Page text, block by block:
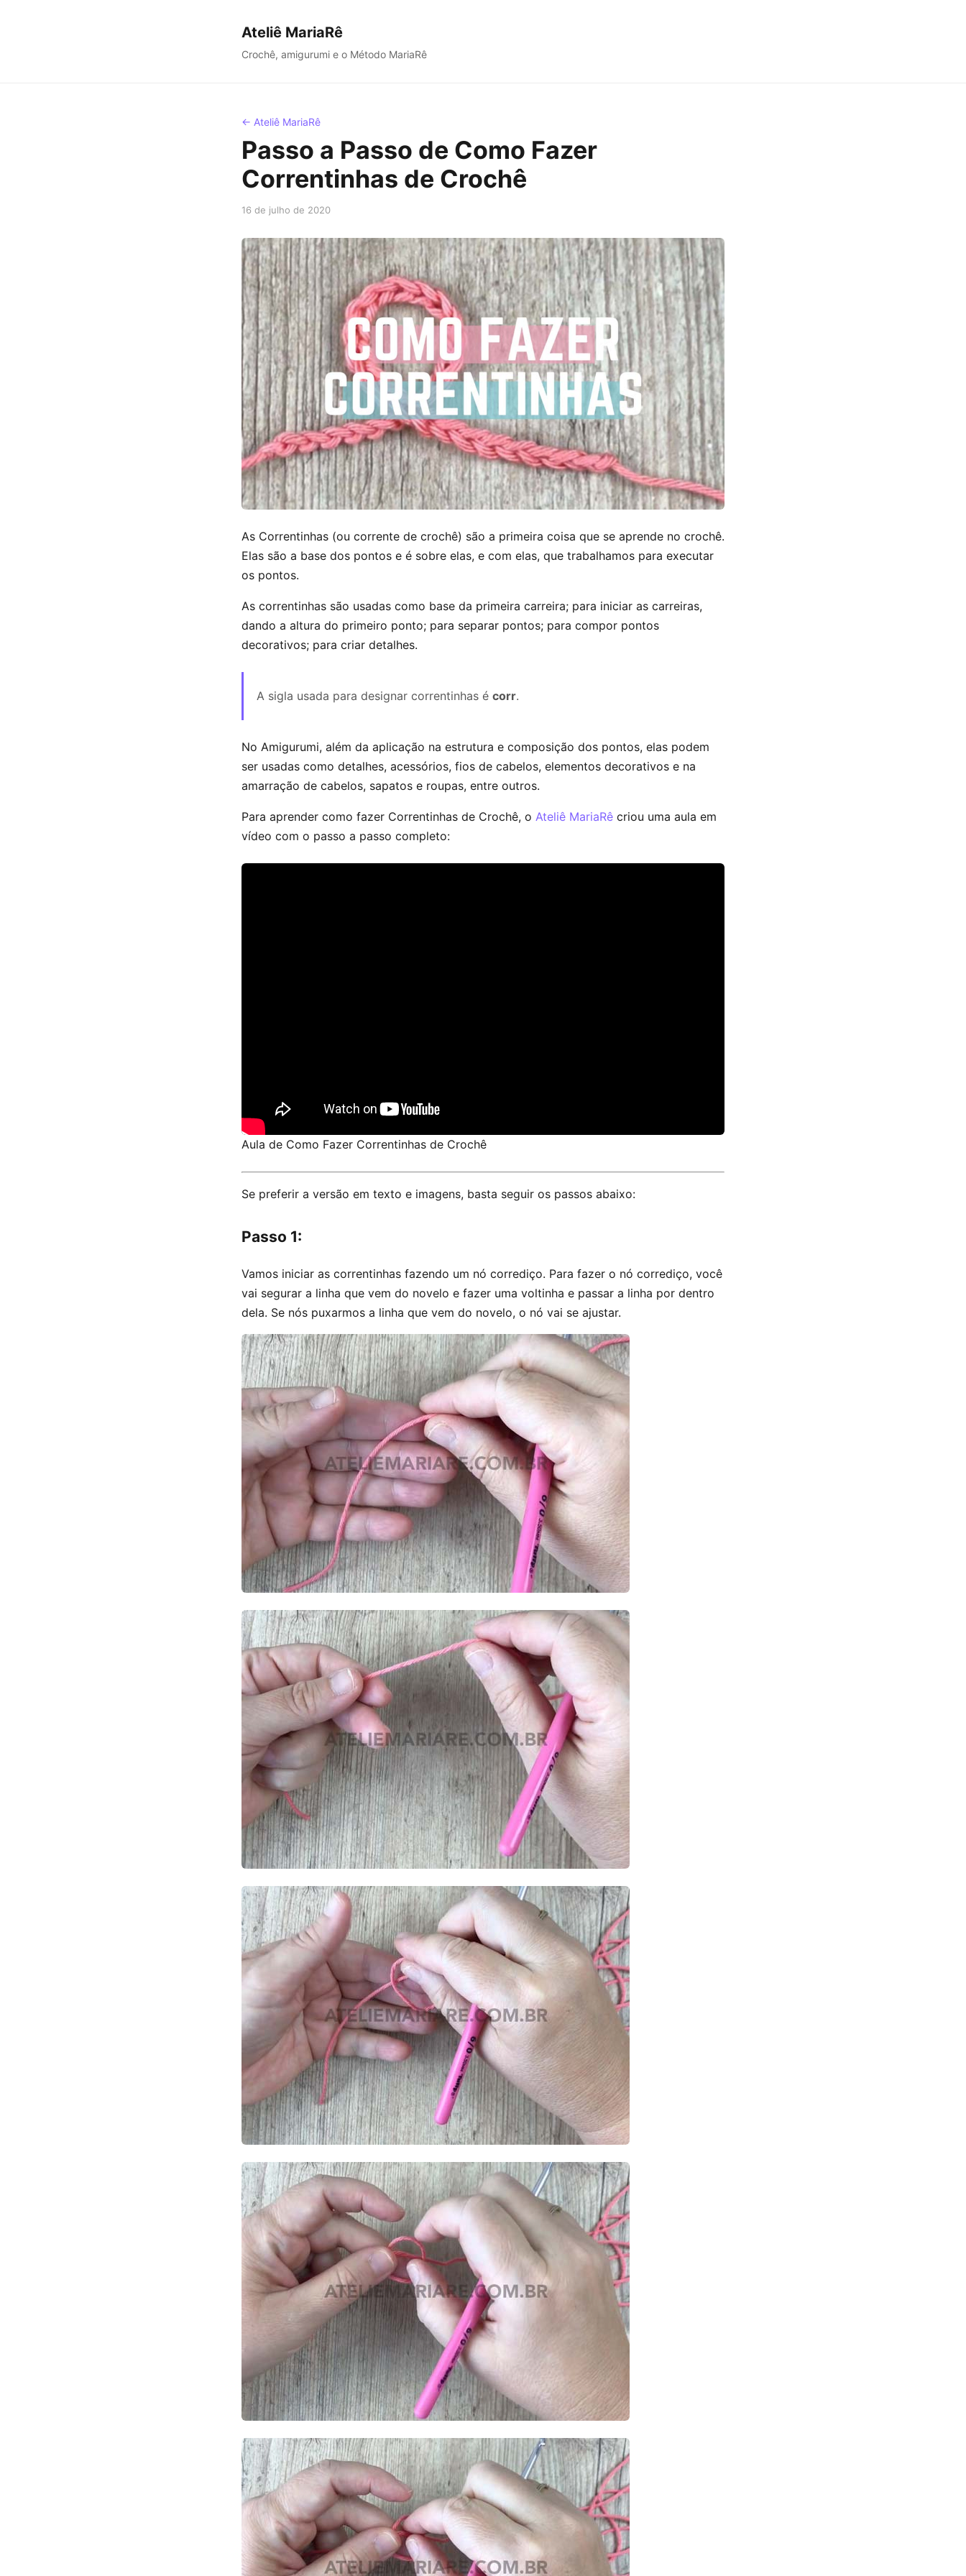
Ateliê MariaRê
Crochê, amigurumi e o Método MariaRê
← Ateliê MariaRê
Passo a Passo de Como Fazer
Correntinhas de Crochê
16 de julho de 2020
As Correntinhas (ou corrente de crochê) são a primeira coisa que se aprende no crochê.
Elas são a base dos pontos e é sobre elas, e com elas, que trabalhamos para executar
os pontos.
As correntinhas são usadas como base da primeira carreira; para iniciar as carreiras,
dando a altura do primeiro ponto; para separar pontos; para compor pontos
decorativos; para criar detalhes.
A sigla usada para designar correntinhas é corr.
No Amigurumi, além da aplicação na estrutura e composição dos pontos, elas podem
ser usadas como detalhes, acessórios, fios de cabelos, elementos decorativos e na
amarração de cabelos, sapatos e roupas, entre outros.
Para aprender como fazer Correntinhas de Crochê, o Ateliê MariaRê criou uma aula em
vídeo com o passo a passo completo:
Aula de Como Fazer Correntinhas de Crochê
Se preferir a versão em texto e imagens, basta seguir os passos abaixo:
Passo 1:
Vamos iniciar as correntinhas fazendo um nó corrediço. Para fazer o nó corrediço, você
vai segurar a linha que vem do novelo e fazer uma voltinha e passar a linha por dentro
dela. Se nós puxarmos a linha que vem do novelo, o nó vai se ajustar.